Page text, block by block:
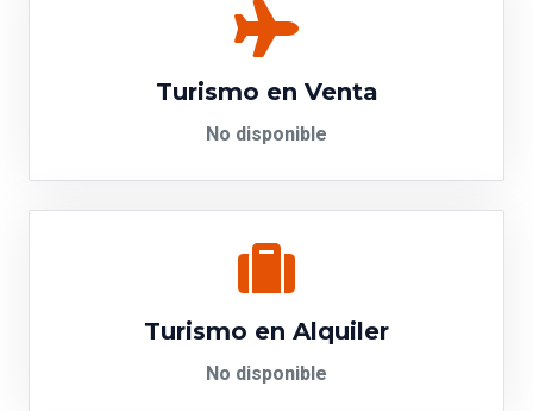
Turismo en Venta
No disponible
Turismo en Alquiler
No disponible